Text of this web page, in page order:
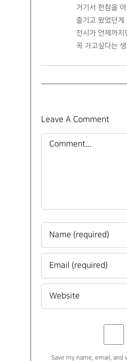
2017년 9월 20일 at
동네 어르신의
떠들석 잔치라
신나게 뛰어놀다
꽃송이가 수도 없
상여는 정말 섬세
처음으로 방문했
달려갔었는데 피
힘들었는데 경복
바고 민속박물관
거기서 한참을 아
즐기고 왔었던게